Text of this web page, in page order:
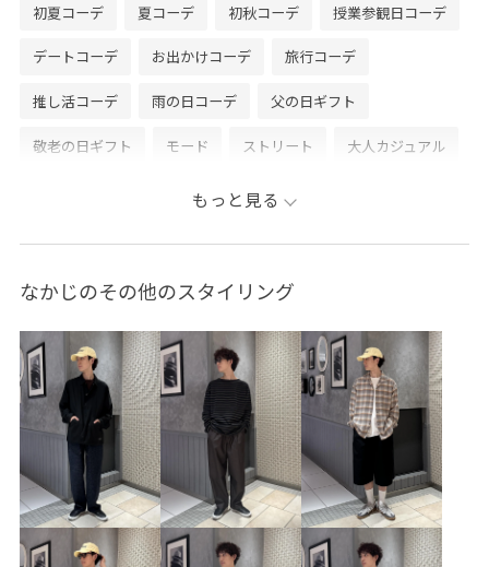
初夏コーデ 夏コーデ 初秋コーデ 授業参観日コーデ
デートコーデ お出かけコーデ 旅行コーデ
推し活コーデ 雨の日コーデ 父の日ギフト
敬老の日ギフト モード ストリート 大人カジュアル
パンツスタイル ワントーンコーデ
ADAM ET ROPÉ
シャツ/ブラウス パンツ シューズ スニーカー
BFA36000 GKM16120 GMG06060 GMS06210
2025_49W_BO 2025_52W_BO homme_ex_2026
Mens_GW お手入れしやすい きちんと感
さらりとした ふくらみ インソール イージーケア
もっと見る
なかじのその他のスタイリング